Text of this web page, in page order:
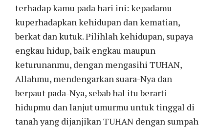
terhadap kamu pada hari ini: kepadamu
kuperhadapkan kehidupan dan kematian,
berkat dan kutuk. Pilihlah kehidupan, supaya
engkau hidup, baik engkau maupun
keturunanmu, dengan mengasihi TUHAN,
Allahmu, mendengarkan suara-Nya dan
berpaut pada-Nya, sebab hal itu berarti
hidupmu dan lanjut umurmu untuk tinggal di
tanah yang dijanjikan TUHAN dengan sumpah